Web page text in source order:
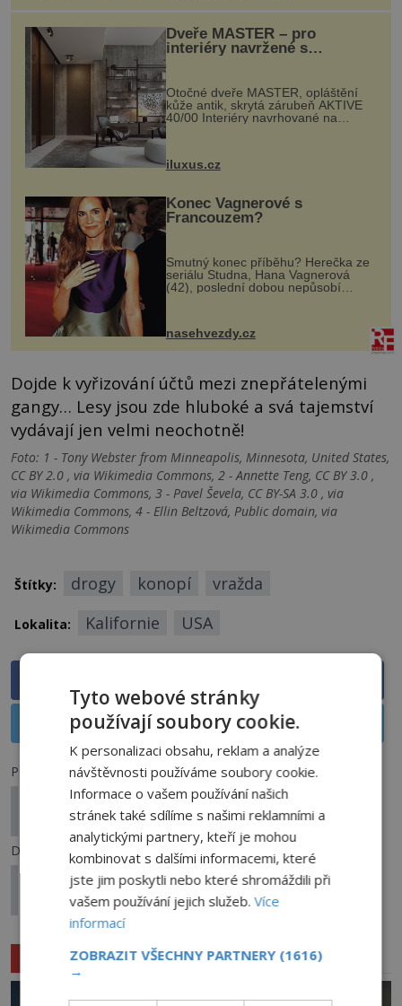
Dveře MASTER – pro
interiéry navržené s
rozumem i vášní!
Otočné dveře MASTER, opláštění
kůže antik, skrytá zárubeň AKTIVE
40/00 Interiéry navrhované na
zakázku často vyžadují atypické
rozměry nejen nábytku, ale i
dnes umož...
iluxus.cz
Konec Vagnerové s
Francouzem?
Smutný konec příběhu? Herečka ze
seriálu Studna, Hana Vagnerová
(42), poslední dobou nepůsobí
nasehvezdy.cz
Dojde k vyřizování účtů mezi znepřátelenými
gangy… Lesy jsou zde hluboké a svá tajemství
vydávají jen velmi neochotně!
Foto: 1 - Tony Webster from Minneapolis, Minnesota, United States,
CC BY 2.0 , via Wikimedia Commons, 2 - Annette Teng, CC BY 3.0 ,
via Wikimedia Commons, 3 - Pavel Ševela, CC BY-SA 3.0 , via
Wikimedia Commons, 4 - Ellin Beltzová, Public domain, via
Wikimedia Commons
Štítky: drogy konopí vražda
Lokalita: Kalifornie USA
Sdílet na X
Předchozí článek
Kameny Eleanor Dare: Objasní záhadu zániku
první britské kolonie v Severní Americe?
Další článek
Tajuplné poklady Severní Ameriky. Kde se ukrývá
nepředstavitelné bohatství?
Související články
Tyto webové stránky
používají soubory cookie.
K personalizaci obsahu, reklam a analýze
návštěvnosti používáme soubory cookie.
Informace o vašem používání našich
stránek také sdílíme s našimi reklamními a
analytickými partnery, kteří je mohou
kombinovat s dalšími informacemi, které
jste jim poskytli nebo které shromáždili při
vašem používání jejich služeb.Více
informací
ZOBRAZIT VŠECHNY PARTNERY (1616)
→